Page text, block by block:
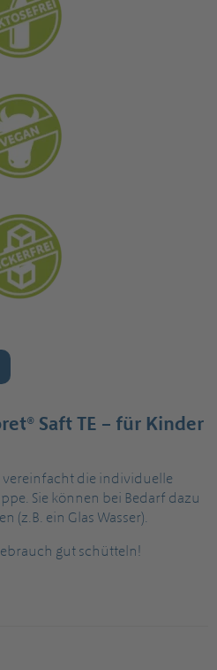
Saft TE – für Kinder
vereinfacht die individuelle
Sie können bei Bedarf dazu
(z.B. ein Glas Wasser).
gut schütteln!